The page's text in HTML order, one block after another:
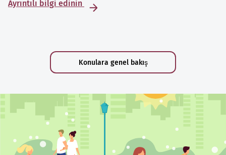
Ayrıntılı bilgi edinin
Konulara genel bakış